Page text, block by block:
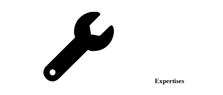
Expertises